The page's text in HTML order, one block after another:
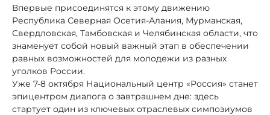
Впервые присоединятся к этому движению
Республика Северная Осетия-Алания, Мурманская,
Свердловская, Тамбовская и Челябинская области, что
знаменует собой новый важный этап в обеспечении
равных возможностей для молодежи из разных
уголков России.
Уже 7-8 октября Национальный центр «Россия» станет
эпицентром диалога о завтрашнем дне: здесь
стартует один из ключевых отраслевых симпозиумов